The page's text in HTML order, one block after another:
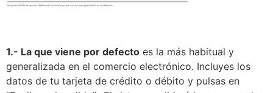
1.- La que viene por defecto es la más habitual y
generalizada en el comercio electrónico. Incluyes los
datos de tu tarjeta de crédito o débito y pulsas en